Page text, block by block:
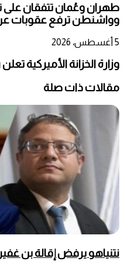
طهران وعُمان تتفقان على
وواشنطن ترفع عقوبات عن
5 أغسطس، 2026
وزارة الخزانة الأميركية
مقالات ذات صلة
نتنياهو يرفض إقالة بن غفير